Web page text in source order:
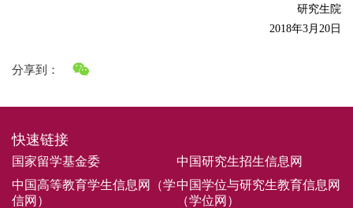
研究生院
2018年3月20日
分享到：
快速链接
国家留学基金委
中国研究生招生信息网
中国高等教育学生信息网（学
信网）
中国学位与研究生教育信息网
（学位网）